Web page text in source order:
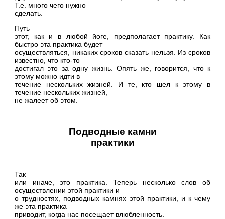
Т.е. много чего нужно
сделать.
Путь
этот, как и в любой йоге, предполагает практику. Как
быстро эта практика будет
осуществляться, никаких сроков сказать нельзя. Из сроков
известно, что кто-то
достигал это за одну жизнь. Опять же, говорится, что к
этому можно идти в
течение нескольких жизней. И те, кто шел к этому в
течение нескольких жизней,
не жалеет об этом.
Подводные камни
практики
Так
или иначе, это практика. Теперь несколько слов об
осуществлении этой практики и
о трудностях, подводных камнях этой практики, и к чему
же эта практика
приводит, когда нас посещает влюбленность.